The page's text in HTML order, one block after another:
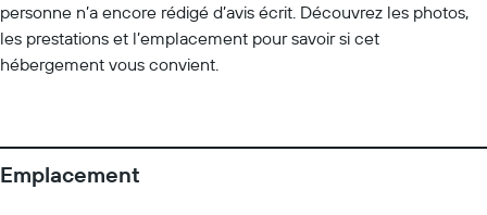
personne n’a encore rédigé d’avis écrit. Découvrez les photos,
les prestations et l’emplacement pour savoir si cet
hébergement vous convient.
Emplacement